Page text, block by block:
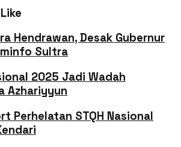
Hendrawan, Desak Gubernur
Sultra
2025 Jadi Wadah
Azhariyyun
Perhelatan STQH Nasional